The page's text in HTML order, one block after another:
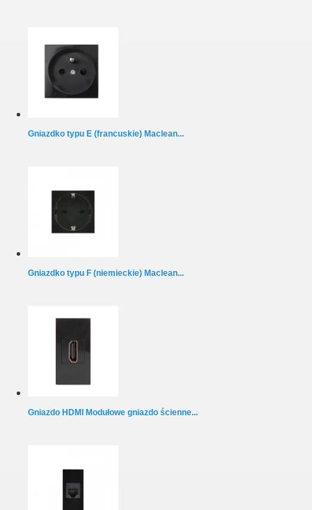
Gniazdko typu E (francuskie) Maclean...
Gniazdko typu F (niemieckie) Maclean...
Gniazdo HDMI Modułowe gniazdo ścienne...